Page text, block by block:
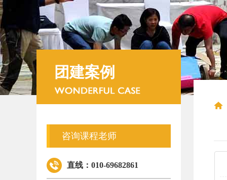
团建案例
咨询课程老师
直线：010-69682861